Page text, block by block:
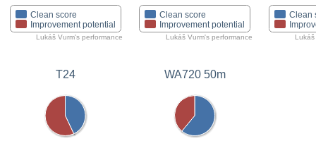
Clean score
Improvement potential
Lukáš Vurm's performance
Clean score
Improvement potential
Lukáš Vurm's performance
Clean
T24 WA720 50m